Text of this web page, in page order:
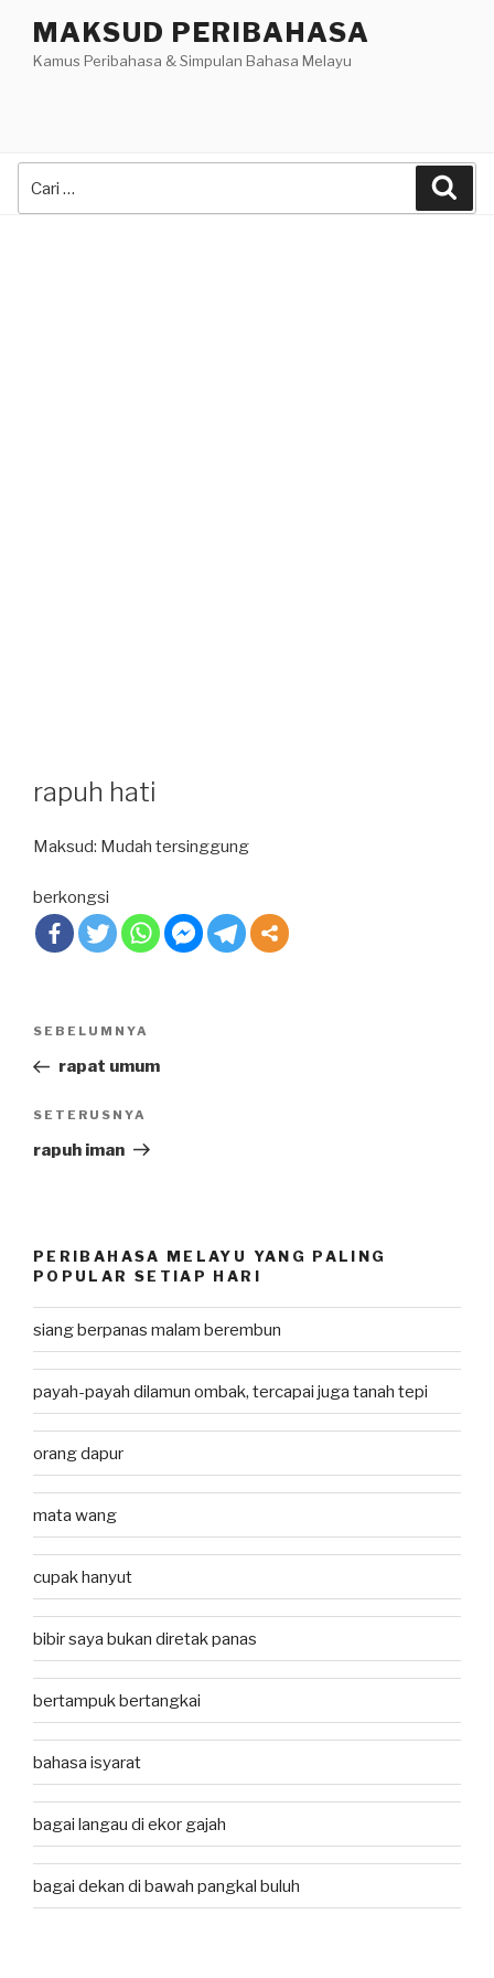
content
MAKSUD PERIBAHASA
Kamus Peribahasa & Simpulan Bahasa Melayu
rapuh hati
Maksud: Mudah tersinggung
berkongsi
Post
Previous
Post
SEBELUMNYA
rapat umum
Next
Post
SETERUSNYA
rapuh iman
PERIBAHASA MELAYU YANG PALING
POPULAR SETIAP HARI
siang berpanas malam berembun
payah-payah dilamun ombak, tercapai juga tanah tepi
orang dapur
mata wang
cupak hanyut
bibir saya bukan diretak panas
bertampuk bertangkai
bahasa isyarat
bagai langau di ekor gajah
bagai dekan di bawah pangkal buluh